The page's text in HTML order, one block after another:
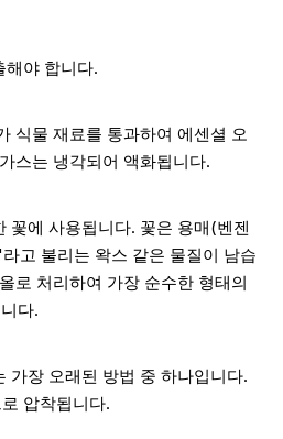
해야 합니다.
식물 재료를 통과하여 에센셜 오
스는 냉각되어 액화됩니다.
꽃에 사용됩니다. 꽃은 용매(벤젠
고 불리는 왁스 같은 물질이 남습
로 처리하여 가장 순수한 형태의
다.
가장 오래된 방법 중 하나입니다.
압착됩니다.